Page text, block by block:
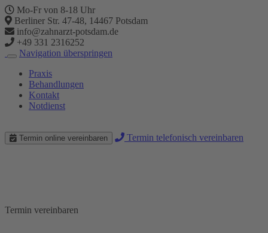
Mo-Fr von 8-18 Uhr
Berliner Str. 47-48, 14467 Potsdam
info@zahnarzt-potsdam.de
+49 331 2316252
Navigation überspringen
Praxis
Behandlungen
Kontakt
Notdienst
Termin online vereinbaren Termin telefonisch vereinbaren
Termin vereinbaren